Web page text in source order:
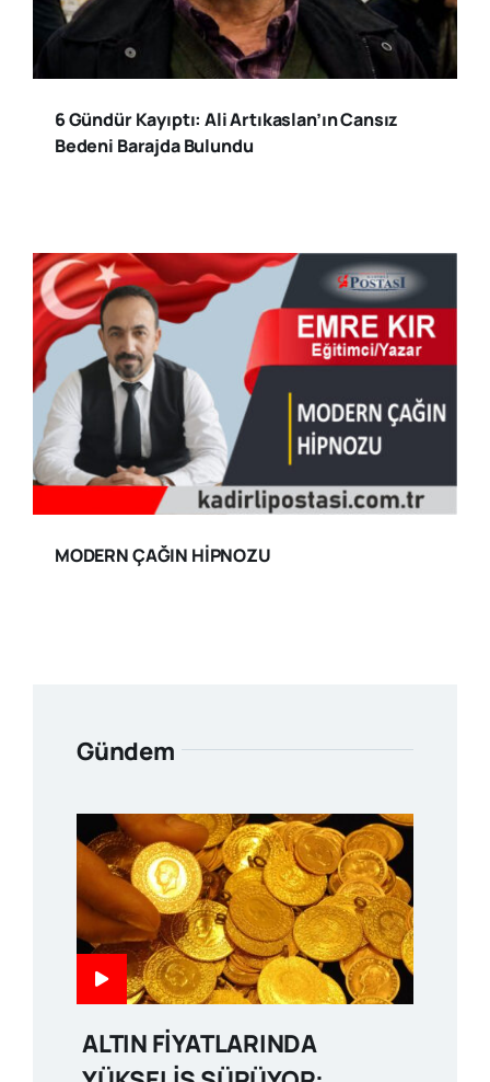
6 Gündür Kayıptı: Ali Artıkaslan’ın Cansız
Bedeni Barajda Bulundu
MODERN ÇAĞIN HİPNOZU
Gündem
ALTIN FİYATLARINDA